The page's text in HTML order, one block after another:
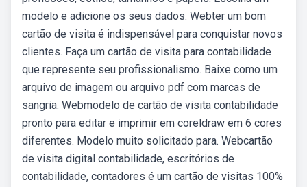
modelo e adicione os seus dados. Webter um bom
cartão de visita é indispensável para conquistar novos
clientes. Faça um cartão de visita para contabilidade
que represente seu profissionalismo. Baixe como um
arquivo de imagem ou arquivo pdf com marcas de
sangria. Webmodelo de cartão de visita contabilidade
pronto para editar e imprimir em coreldraw em 6 cores
diferentes. Modelo muito solicitado para. Webcartão
de visita digital contabilidade, escritórios de
contabilidade, contadores é um cartão de visitas 100%